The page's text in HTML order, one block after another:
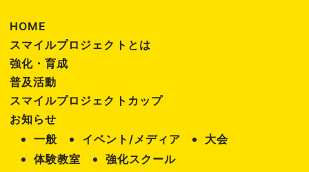
HOME
スマイルプロジェクトとは
強化・育成
普及活動
スマイルプロジェクトカップ
お知らせ
一般
イベント/メディア
大会
体験教室
強化スクール